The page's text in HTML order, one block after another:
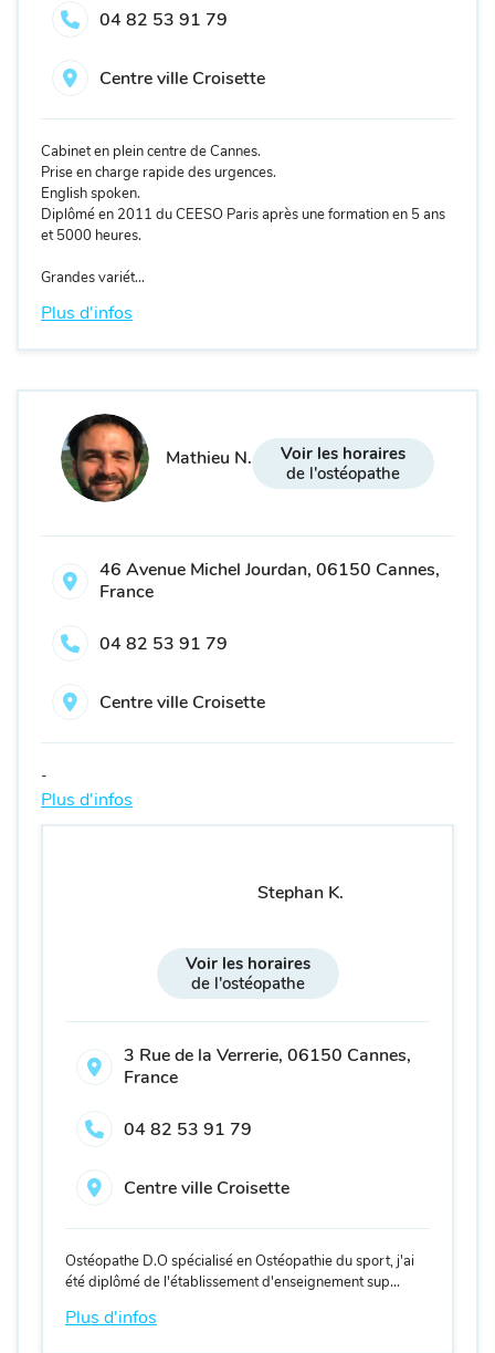
04 82 53 91 79
Centre ville Croisette
Cabinet en plein centre de Cannes.
Prise en charge rapide des urgences.
English spoken.
Diplômé en 2011 du CEESO Paris après une formation en 5 ans
et 5000 heures.
Grandes variét...
Plus d'infos
Mathieu N.
Voir les horaires
de l'ostéopathe
46 Avenue Michel Jourdan, 06150 Cannes,
France
04 82 53 91 79
Centre ville Croisette
-
Plus d'infos
Stephan K.
Voir les horaires
de l'ostéopathe
3 Rue de la Verrerie, 06150 Cannes,
France
04 82 53 91 79
Centre ville Croisette
Ostéopathe D.O spécialisé enOstéopathie du sport, j'ai
été diplômé de l'établissement d'enseignement sup...
Plus d'infos